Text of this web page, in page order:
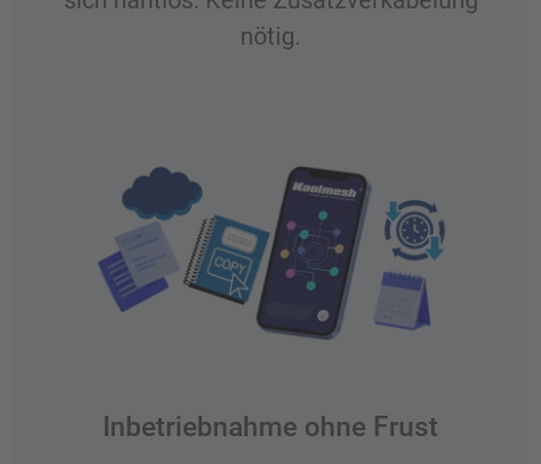
nötig.
Inbetriebnahme ohne Frust